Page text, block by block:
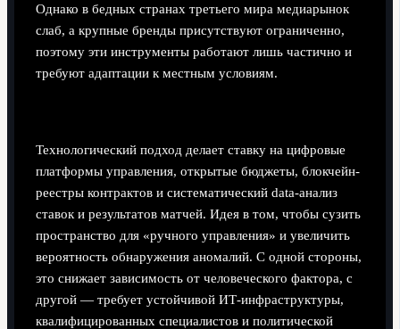
Однако в бедных странах третьего мира медиарынок
слаб, а крупные бренды присутствуют ограниченно,
поэтому эти инструменты работают лишь частично и
требуют адаптации к местным условиям.
Технологический подход делает ставку на цифровые
платформы управления, открытые бюджеты, блокчейн-
реестры контрактов и систематический data‑анализ
ставок и результатов матчей. Идея в том, чтобы сузить
пространство для «ручного управления» и увеличить
вероятность обнаружения аномалий. С одной стороны,
это снижает зависимость от человеческого фактора, с
другой — требует устойчивой ИТ‑инфраструктуры,
квалифицированных специалистов и политической